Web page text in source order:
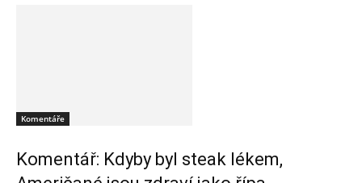
Komentáře
Komentář: Kdyby byl steak lékem,